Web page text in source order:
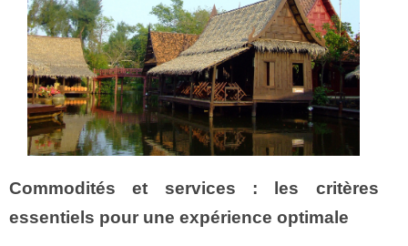
Commodités et services : les critères
essentiels pour une expérience optimale